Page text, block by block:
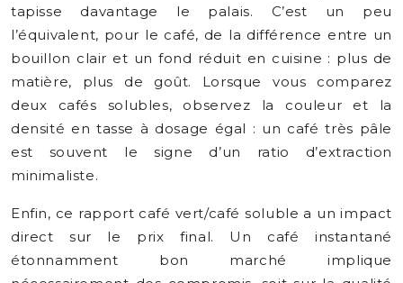
tapisse davantage le palais. C’est un peu
l’équivalent, pour le café, de la différence entre un
bouillon clair et un fond réduit en cuisine : plus de
matière, plus de goût. Lorsque vous comparez
deux cafés solubles, observez la couleur et la
densité en tasse à dosage égal : un café très pâle
est souvent le signe d’un ratio d’extraction
minimaliste.
Enfin, ce rapport café vert/café soluble a un impact
direct sur le prix final. Un café instantané
étonnamment bon marché implique